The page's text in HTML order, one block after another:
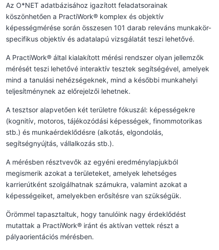
Az O*NET adatbázisához igazított feladatsorainak
köszönhetően a PractiWork® komplex és objektív
képességmérése során összesen 101 darab releváns munkakör-
specifikus objektív és adatalapú vizsgálatát teszi lehetővé.
A PractiWork® által kialakított mérési rendszer olyan jellemzők
mérését teszi lehetővé interaktív tesztek segítségével, amelyek
mind a tanulási nehézségeknek, mind a későbbi munkahelyi
teljesítménynek az előrejelzői lehetnek.
A tesztsor alapvetően két területre fókuszál: képességekre
(kognitív, motoros, tájékozódási képességek, finommotorikas
stb.) és munkaérdeklődésre (alkotás, elgondolás,
segítségnyújtás, vállalkozás stb.).
A mérésben résztvevők az egyéni eredménylapjukból
megismerik azokat a területeket, amelyek lehetséges
karrierútként szolgálhatnak számukra, valamint azokat a
képességeiket, amelyekben erősítésre van szükségük.
Örömmel tapasztaltuk, hogy tanulóink nagy érdeklődést
mutattak a PractiWork® iránt és aktívan vettek részt a
pályaorientációs mérésben.